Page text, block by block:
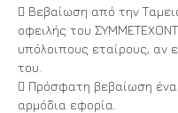
 Βεβαίωση από την
οφειλής του
υπόλοιπους εταίρους, αν
του.
 Πρόσφατη βεβαίωση
αρμόδια εφορία.